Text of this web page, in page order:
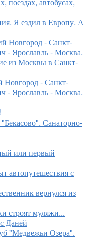
Я ездил в Европу. А
Новгород - Санкт-
- Ярославль - Москва.
из Москвы в Санкт-
- Санкт-
- Ярославль - Москва.
Санаторно-
или первый
автопутешествия с
вернулся из
строят муляжи...
Даней
"Медвежьи Озера".